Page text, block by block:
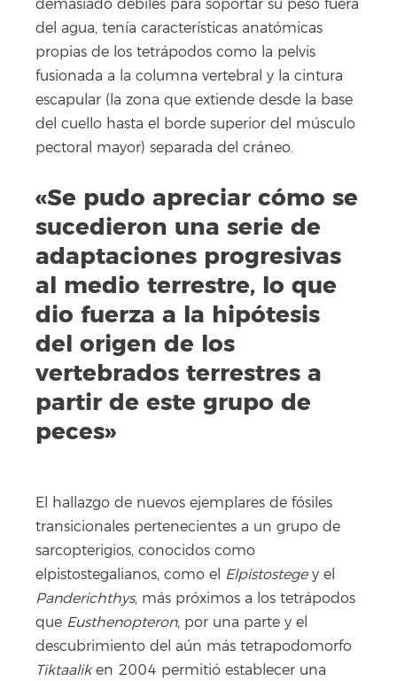
demasiado débiles para soportar su peso fuera
del agua, tenía características anatómicas
propias de los tetrápodos como la pelvis
fusionada a la columna vertebral y la cintura
escapular (la zona que extiende desde la base
del cuello hasta el borde superior del músculo
pectoral mayor) separada del cráneo.
«Se pudo apreciar cómo se
sucedieron una serie de
adaptaciones progresivas
al medio terrestre, lo que
dio fuerza a la hipótesis
del origen de los
vertebrados terrestres a
partir de este grupo de
peces»
El hallazgo de nuevos ejemplares de fósiles
transicionales pertenecientes a un grupo de
sarcopterigios, conocidos como
elpistostegalianos, como el Elpistostegey el
Panderichthys, más próximos a los tetrápodos
que Eusthenopteron, por una parte y el
descubrimiento del aún más tetrapodomorfo
Tiktaaliken 2004 permitió establecer una